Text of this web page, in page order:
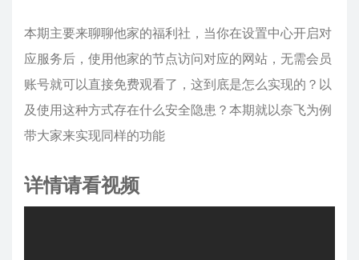
本期主要来聊聊他家的福利社，当你在设置中心开启对
应服务后，使用他家的节点访问对应的网站，无需会员
账号就可以直接免费观看了，这到底是怎么实现的？以
及使用这种方式存在什么安全隐患？本期就以奈飞为例
带大家来实现同样的功能
详情请看视频